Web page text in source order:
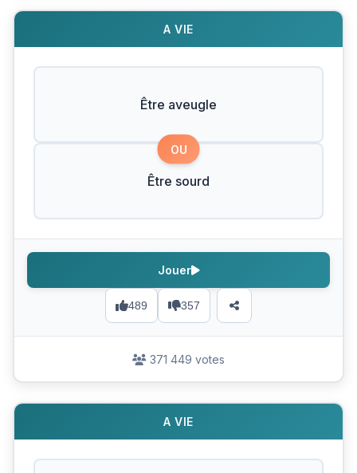
A VIE
Être aveugle
OU
Être sourd
489 357
Jouer
371 449 votes
A VIE